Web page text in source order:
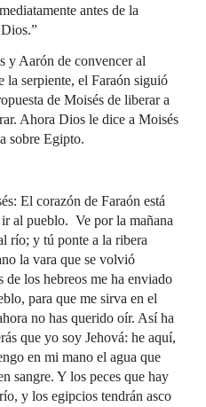
antes de la
y Aarón de convencer al
la serpiente, el Faraón siguió
de Moisés de liberar a
Ahora Dios le dice a Moisés
sobre Egipto.
El corazón de Faraón está
al pueblo. Ve por la mañana
río; y tú ponte a la ribera
la vara que se volvió
los hebreos me ha enviado
para que me sirva en el
no has querido oír. Así ha
que yo soy Jehová: he aquí,
en mi mano el agua que
sangre. Y los peces que hay
y los egipcios tendrán asco